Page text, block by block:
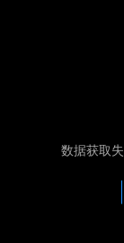
数据获取